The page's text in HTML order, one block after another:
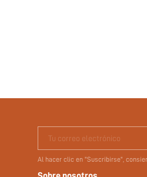
Tu correo electrónico
Al hacer clic en "Suscribirse",